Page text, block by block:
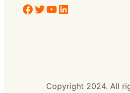
Facebook Twitter YouTube LinkedIn
Copyright 2024. All